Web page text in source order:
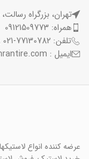
تهران، بزرگراه
همراه: 09121509773
تلفن: 77130782-021 و 77130841-021
ایمیل : support@tehrantire.com
عرضه کننده انواع لاستیکهای